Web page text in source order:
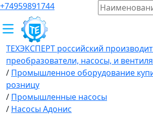
+74959891744
ТЕХЭКСПЕРТ российский
преобразователи, насосы, и
/ Промышленное оборудование
розницу
/ Промышленные насосы
/ Насосы Адонис